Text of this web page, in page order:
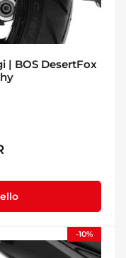
| BOS DesertFox
-10%